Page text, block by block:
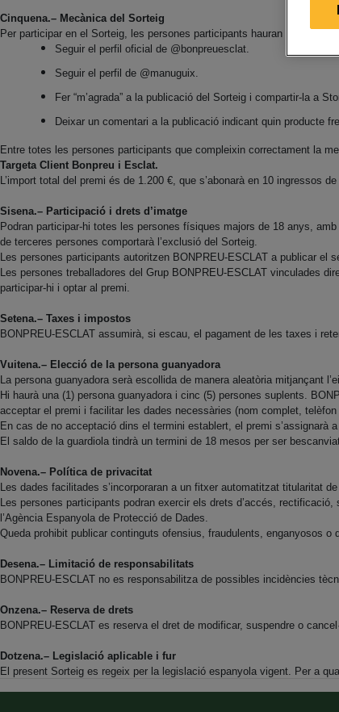
Cinquena.– Mecànica del Sorteig
Per participar en el Sorteig, les persones participants hauran de complir
Seguir el perfil oficial de @bonpreuesclat.
Seguir el perfil de @manuguix.
Fer “m’agrada” a la publicació del Sorteig i compartir-la a
Deixar un comentari a la publicació indicant quin producte
Entre totes les persones participants que compleixin correctament la
Targeta Client Bonpreu i Esclat.
L’import total del premi és de 1.200 €, que s’abonarà en 10 ingressos
Sisena.– Participació i drets d’imatge
Podran participar-hi totes les persones físiques majors de 18 anys,
de terceres persones comportarà l’exclusió del Sorteig.
Les persones participants autoritzen BONPREU-ESCLAT a publicar el
Les persones treballadores del Grup BONPREU-ESCLAT vinculades
participar-hi i optar al premi.
Setena.– Taxes i impostos
BONPREU-ESCLAT assumirà, si escau, el pagament de les taxes i
Vuitena.– Elecció de la persona guanyadora
La persona guanyadora serà escollida de manera aleatòria mitjançant
Hi haurà una (1) persona guanyadora i cinc (5) persones suplents.
acceptar el premi i facilitar les dades necessàries (nom complet,
En cas de no acceptació dins el termini establert, el premi s’assignarà
El saldo de la guardiola tindrà un termini de 18 mesos per ser
Novena.– Política de privacitat
Les dades facilitades s’incorporaran a un fitxer automatitzat titularitat
Les persones participants podran exercir els drets d’accés,
l’Agència Espanyola de Protecció de Dades.
Queda prohibit publicar continguts ofensius, fraudulents, enganyosos
Desena.– Limitació de responsabilitats
BONPREU-ESCLAT no es responsabilitza de possibles incidències
Onzena.– Reserva de drets
BONPREU-ESCLAT es reserva el dret de modificar, suspendre o
Dotzena.– Legislació aplicable i fur
El present Sorteig es regeix per la legislació espanyola vigent. Per a